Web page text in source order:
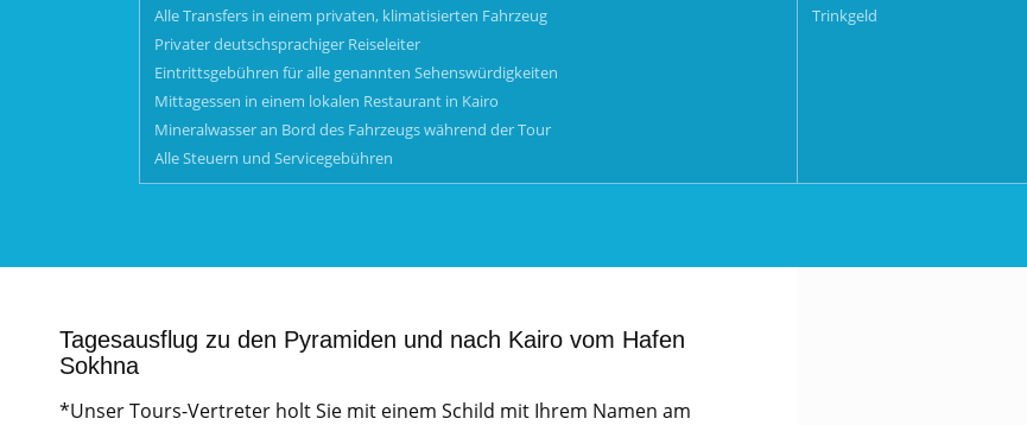
Alle Transfers in einem privaten, klimatisierten Fahrzeug
Privater deutschsprachiger Reiseleiter
Eintrittsgebühren für alle genannten Sehenswürdigkeiten
Mittagessen in einem lokalen Restaurant in Kairo
Mineralwasser an Bord des Fahrzeugs während der Tour
Alle Steuern und Servicegebühren
Trinkgeld
Tagesausflug zu den Pyramiden und nach Kairo vom Hafen
Sokhna
*Unser Tours-Vertreter holt Sie mit einem Schild mit Ihrem Namen am